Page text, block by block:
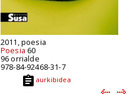
2011, poesia
Poesia 60
96 orrialde
978-84-92468-31-7
aurkibidea